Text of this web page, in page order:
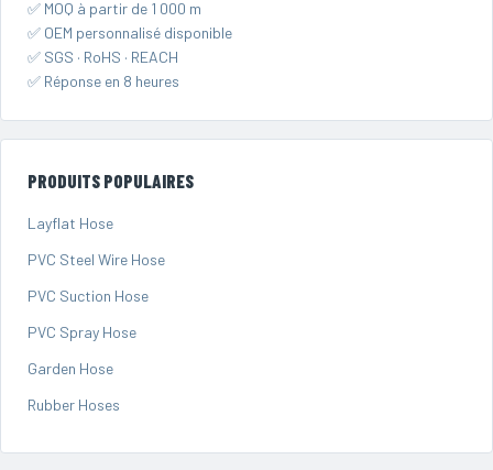
✅ MOQ à partir de 1 000 m
✅ OEM personnalisé disponible
✅ SGS · RoHS · REACH
✅ Réponse en 8 heures
PRODUITS POPULAIRES
Layflat Hose
PVC Steel Wire Hose
PVC Suction Hose
PVC Spray Hose
Garden Hose
Rubber Hoses